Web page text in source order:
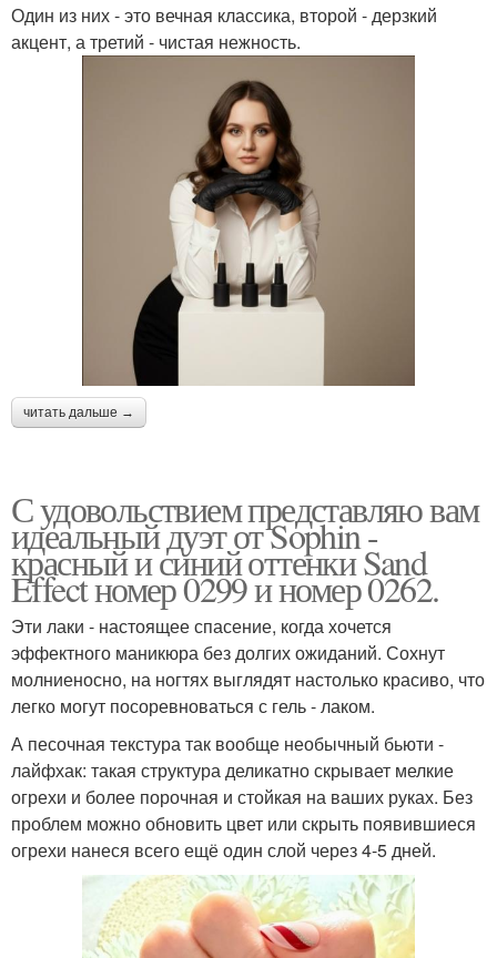
Один из них - это вечная классика, второй - дерзкий
акцент, а третий - чистая нежность.
читать дальше →
С удовольствием представляю вам
идеальный дуэт от Sophin -
красный и синий оттенки Sand
Effect номер 0299 и номер 0262.
Эти лаки - настоящее спасение, когда хочется
эффектного маникюра без долгих ожиданий. Сохнут
молниеносно, на ногтях выглядят настолько красиво, что
легко могут посоревноваться с гель - лаком.
А песочная текстура так вообще необычный бьюти -
лайфхак: такая структура деликатно скрывает мелкие
огрехи и более порочная и стойкая на ваших руках. Без
проблем можно обновить цвет или скрыть появившиеся
огрехи нанеся всего ещё один слой через 4-5 дней.